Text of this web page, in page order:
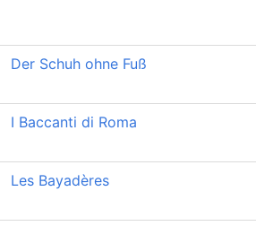
Der Schuh ohne Fuß
I Baccanti di Roma
Les Bayadères